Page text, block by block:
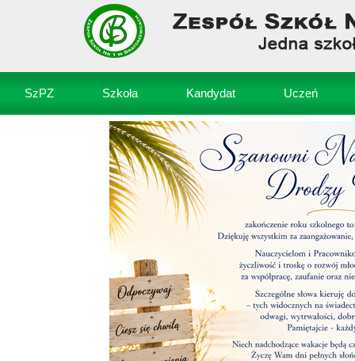
SzPZ Szkoła Kandydat Uczeń